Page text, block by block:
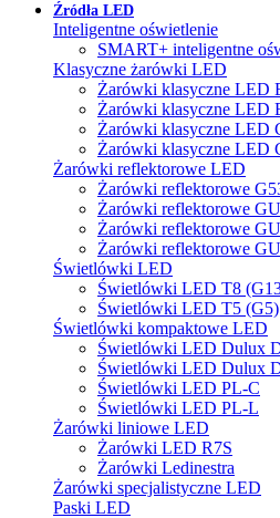
Źródła LED
Inteligentne oświetlenie
SMART+ inteligentne
Klasyczne żarówki LED
Żarówki klasyczne LED
Żarówki klasyczne LED
Żarówki klasyczne LED
Żarówki klasyczne LED
Żarówki reflektorowe LED
Żarówki reflektorowe
Żarówki reflektorowe
Żarówki reflektorowe
Żarówki reflektorowe
Świetlówki LED
Świetlówki LED T8
Świetlówki LED T5 (G5)
Świetlówki kompaktowe LED
Świetlówki LED Dulux
Świetlówki LED Dulux
Świetlówki LED PL-C
Świetlówki LED PL-L
Żarówki liniowe LED
Żarówki LED R7S
Żarówki Ledinestra
Żarówki specjalistyczne LED
Paski LED